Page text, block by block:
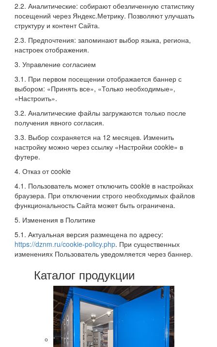
2.2. Аналитические: собирают обезличенную статистику
посещений через Яндекс.Метрику. Позволяют улучшать
структуру и контент Сайта.
2.3. Предпочтения: запоминают выбор языка, региона,
настроек отображения.
3. Управление согласием
3.1. При первом посещении отображается баннер с
выбором: «Принять все», «Только необходимые»,
«Настроить».
3.2. Аналитические файлы загружаются только после
получения явного согласия.
3.3. Выбор сохраняется на 12 месяцев. Изменить
настройку можно через ссылку «Настройки cookie» в
футере.
4. Отказ от cookie
4.1. Пользователь может отключить cookie в настройках
браузера. При отключении строго необходимых файлов
функциональность Сайта может быть ограничена.
5. Изменения в Политике
5.1. Актуальная версия размещена по адресу:
https://dznm.ru/cookie-policy.php. При существенных
изменениях Пользователь уведомляется через баннер.
Каталог продукции